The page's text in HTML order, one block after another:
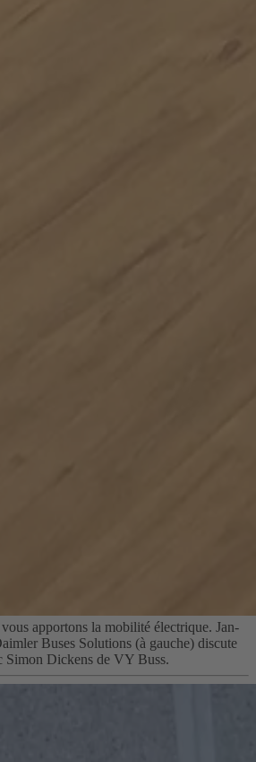
apportons la mobilité électrique. Jan-
Buses Solutions (à gauche) discute
Simon Dickens de VY Buss.